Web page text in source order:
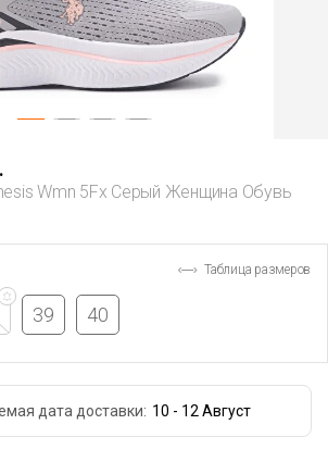
Wmn 5Fx Серый Женщина Обувь
Таблица размеров
39 40
дата доставки: 10 - 12 Август